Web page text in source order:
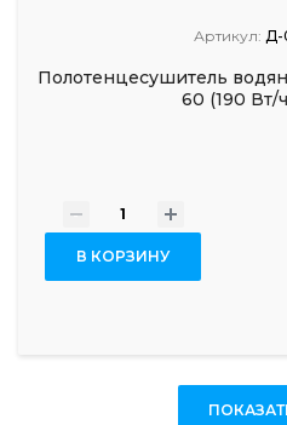
Артикул: Д-
Полотенцесушитель
60 (190
- +
В КОРЗИНУ